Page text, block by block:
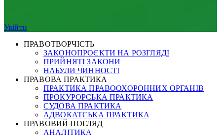
Увійти
ПРАВОТВОРЧІСТЬ
ЗАКОНОПРОЄКТИ НА РОЗГЛЯДІ
ПРИЙНЯТІ ЗАКОНИ
НАБУЛИ ЧИННОСТІ
ПРАВОВА ПРАКТИКА
ПРАКТИКА ПРАВООХОРОННИХ ОРГАНІВ
ПРОКУРОРСЬКА ПРАКТИКА
СУДОВА ПРАКТИКА
АДВОКАТСЬКА ПРАКТИКА
ПРАВОВИЙ ПОГЛЯД
АНАЛІТИКА